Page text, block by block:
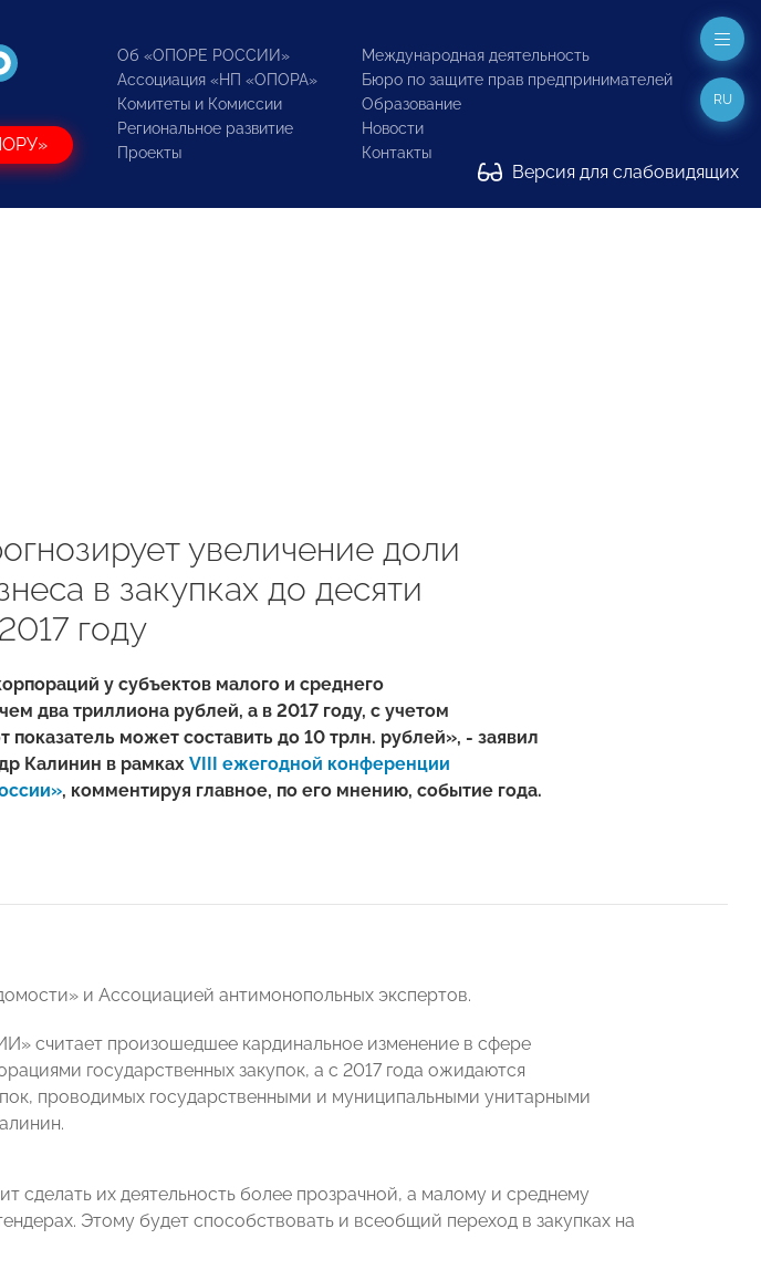
Об «ОПОРЕ РОССИИ»
Ассоциация «НП «ОПОРА»
Комитеты и Комиссии
Региональное развитие
Проекты
Международная деятельность
Бюро по защите прав предпринимателей
Образование
Новости
Контакты
Версия для слабовидящих
RU
увеличение доли
в закупках до десяти
году
у субъектов малого и среднего
два триллиона рублей, а в 2017 году, с учетом
показатель может составить до 10 трлн. рублей», - заявил
Калинин в рамках VIII ежегодной конференции
, комментируя главное, по его мнению, событие года.
и Ассоциацией антимонопольных экспертов.
считает произошедшее кардинальное изменение в сфере
государственных закупок, а с 2017 года ожидаются
проводимых государственными и муниципальными унитарными
сделать их деятельность более прозрачной, а малому и среднему
Этому будет способствовать и всеобщий переход в закупках на